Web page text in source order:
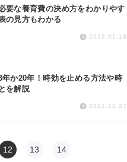
要な養育費の決め方をわかりやす
の見方もわかる
2022.01.18
か20年！時効を止める方法や時
を解説
2021.12.27
12 13 14